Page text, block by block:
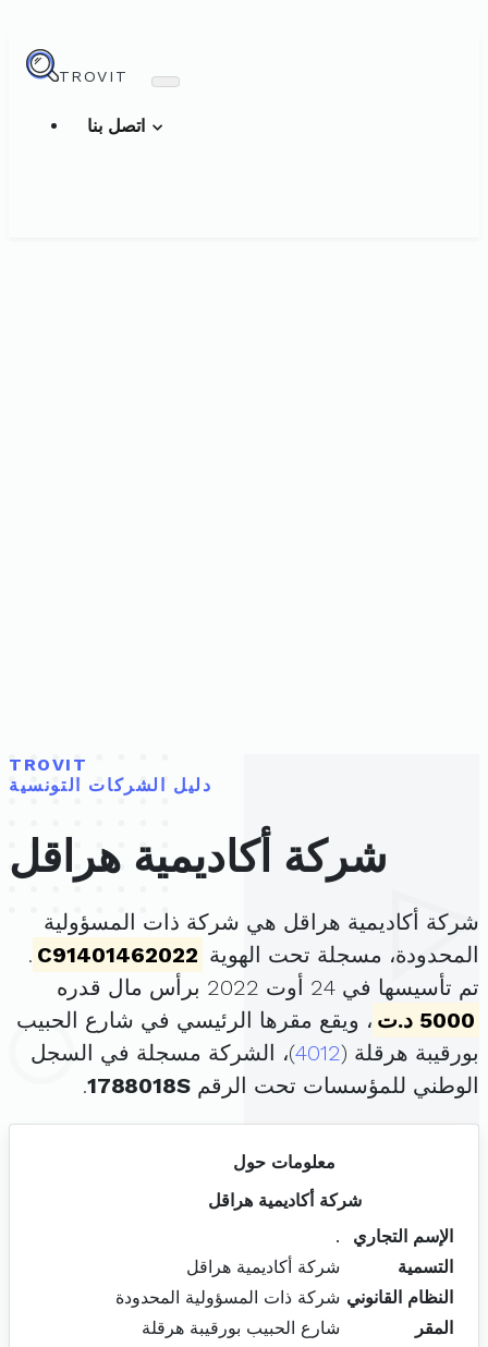
TROVIT
TROVIT
دليل الشركات التونسية
شركة أكاديمية هراقل
شركة أكاديمية هراقل هي شركة ذات المسؤولية
المحدودة، مسجلة تحت الهوية C91401462022
.
تم تأسيسها في 24 أوت 2022 برأس مال قدره
5000 د.ت
، ويقع مقرها الرئيسي في شارع الحبيب
بورقيبة هرقلة (4012)، الشركة مسجلة في السجل
الوطني للمؤسسات تحت الرقم 1788018S
.
معلومات حول
شركة أكاديمية هراقل
الإسم التجاري
.
التسمية
شركة أكاديمية هراقل
النظام القانوني شركة ذات المسؤولية المحدودة
المقر
شارع الحبيب بورقيبة هرقلة